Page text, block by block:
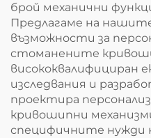
брой механични
Предлагаме на
възможности за
стоманените
висококвалифициран
изследвания и
проектира
кривошипни
специфичните нужди